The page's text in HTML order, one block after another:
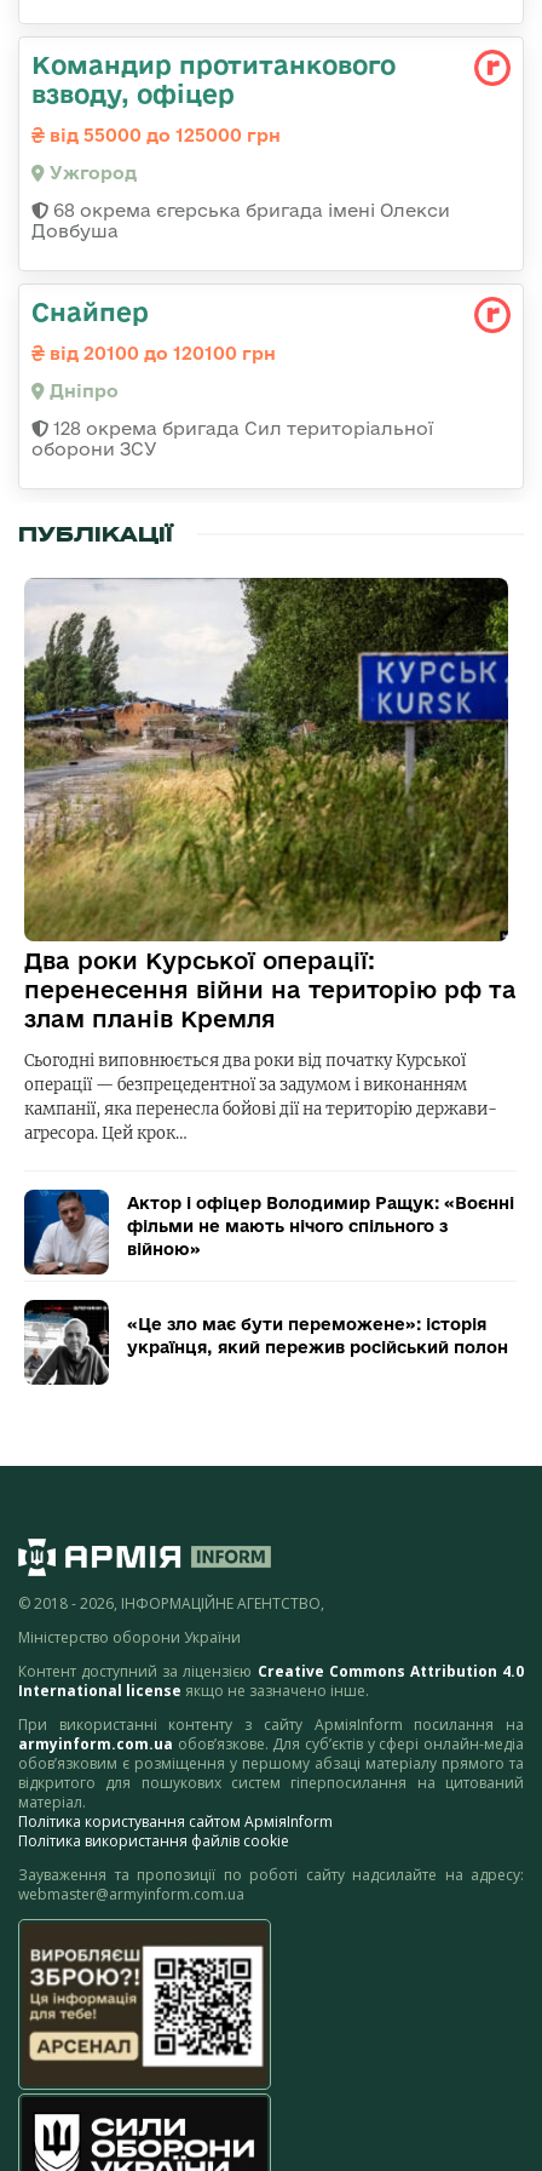
Командир протитанкового
взводу, офіцер
від 55000 до 125000 грн
Ужгород
68 окрема єгерська бригада імені Олекси
Довбуша
Снайпер
від 20100 до 120100 грн
Дніпро
128 окрема бригада Сил територіальної
оборони ЗСУ
ПУБЛІКАЦІЇ
Два роки Курської операції:
перенесення війни на територію рф та
злам планів Кремля
Сьогодні виповнюється два роки від початку Курської
операції — безпрецедентної за задумом і виконанням
кампанії, яка перенесла бойові дії на територію держави-
агресора. Цей крок…
Актор і офіцер Володимир Ращук: «Воєнні
фільми не мають нічого спільного з
війною»
«Це зло має бути переможене»: історія
українця, який пережив російський полон
© 2018 - 2026, ІНФОРМАЦІЙНЕ АГЕНТСТВО,
Міністерство оборони України
Контент доступний за ліцензією Creative Commons Attribution 4.0
International license якщо не зазначено інше.
При використанні контенту з сайту АрміяInform посилання на
armyinform.com.ua обов’язкове. Для суб’єктів у сфері онлайн-медіа
обов’язковим є розміщення у першому абзаці матеріалу прямого та
відкритого для пошукових систем гіперпосилання на цитований
матеріал.
Політика користування сайтом АрміяInform
Політика використання файлів cookie
Зауваження та пропозиції по роботі сайту надсилайте на адресу:
webmaster@armyinform.com.ua